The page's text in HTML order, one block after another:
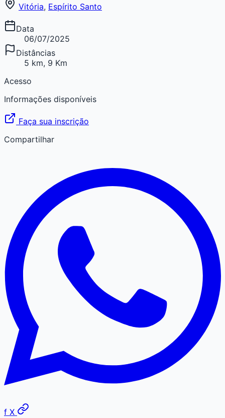
Vitória, Espírito Santo
Data
06/07/2025
Distâncias
5 km, 9 Km
Acesso
Informações disponíveis
Faça sua inscrição
Compartilhar
f X